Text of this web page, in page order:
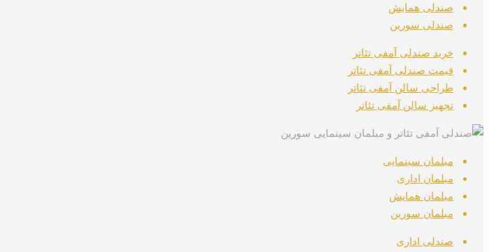
صندلی همایش
صندلی سورین
خرید صندلی آمفی تئاتر
قیمت صندلی آمفی تئاتر
طراحی سالن آمفی تئاتر
تجهیز سالن آمفی تئاتر
مبلمان سینمایی
مبلمان اداری
مبلمان همایش
مبلمان سورین
صندلی اداری